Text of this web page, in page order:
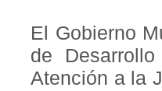
El Gobierno
de
Atención a la